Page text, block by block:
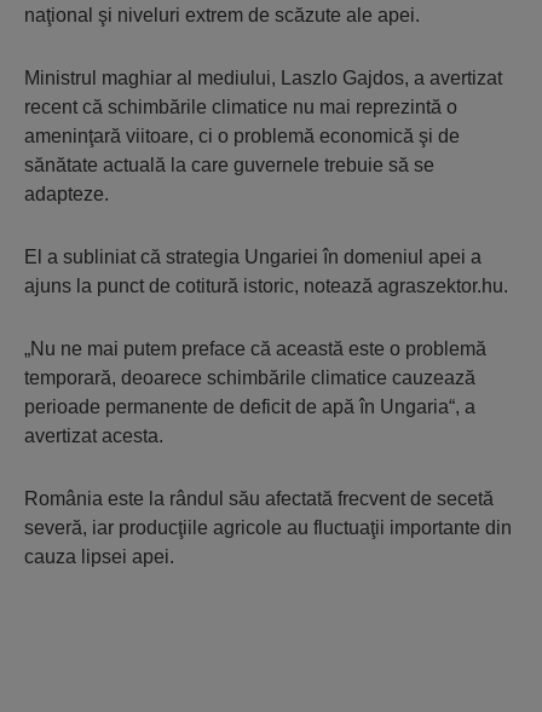
naţional şi niveluri extrem de scăzute ale apei.
Ministrul maghiar al mediului, Laszlo Gajdos, a avertizat
recent că schimbările climatice nu mai reprezintă o
ameninţară viitoare, ci o problemă economică şi de
sănătate actuală la care guvernele trebuie să se
adapteze.
El a subliniat că strategia Ungariei în domeniul apei a
ajuns la punct de cotitură istoric, notează agraszektor.hu.
„Nu ne mai putem preface că această este o problemă
temporară, deoarece schimbările climatice cauzează
perioade permanente de deficit de apă în Ungaria“, a
avertizat acesta.
România este la rândul său afectată frecvent de secetă
severă, iar producţiile agricole au fluctuaţii importante din
cauza lipsei apei.